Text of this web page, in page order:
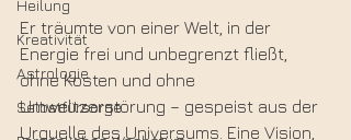
Heilung
Kreativität
Astrologie
Selbstfürsorge
Er träumte von einer Welt, in der
Energie frei und unbegrenzt fließt,
ohne Kosten und ohne
Umweltzerstörung – gespeist aus der
Urquelle des Universums. Eine Vision,